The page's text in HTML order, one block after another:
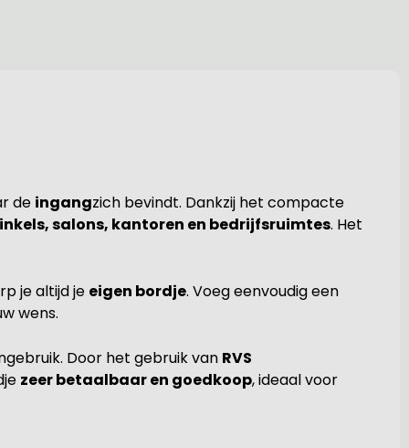
de ingangzich bevindt. Dankzij het compacte
salons, kantoren en bedrijfsruimtes. Het
je altijd je eigen bordje. Voeg eenvoudig een
wens.
Door het gebruik van RVS
zeer betaalbaar en goedkoop, ideaal voor